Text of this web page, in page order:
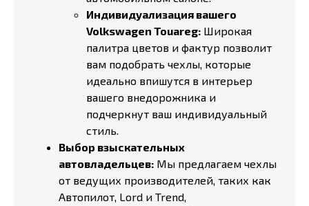
Индивидуализация вашего
Volkswagen Touareg: Широкая
палитра цветов и фактур позволит
вам подобрать чехлы, которые
идеально впишутся в интерьер
вашего внедорожника и
подчеркнут ваш индивидуальный
стиль.
Выбор взыскательных
автовладельцев: Мы предлагаем чехлы
от ведущих производителей, таких как
Автопилот, Lord и Trend,